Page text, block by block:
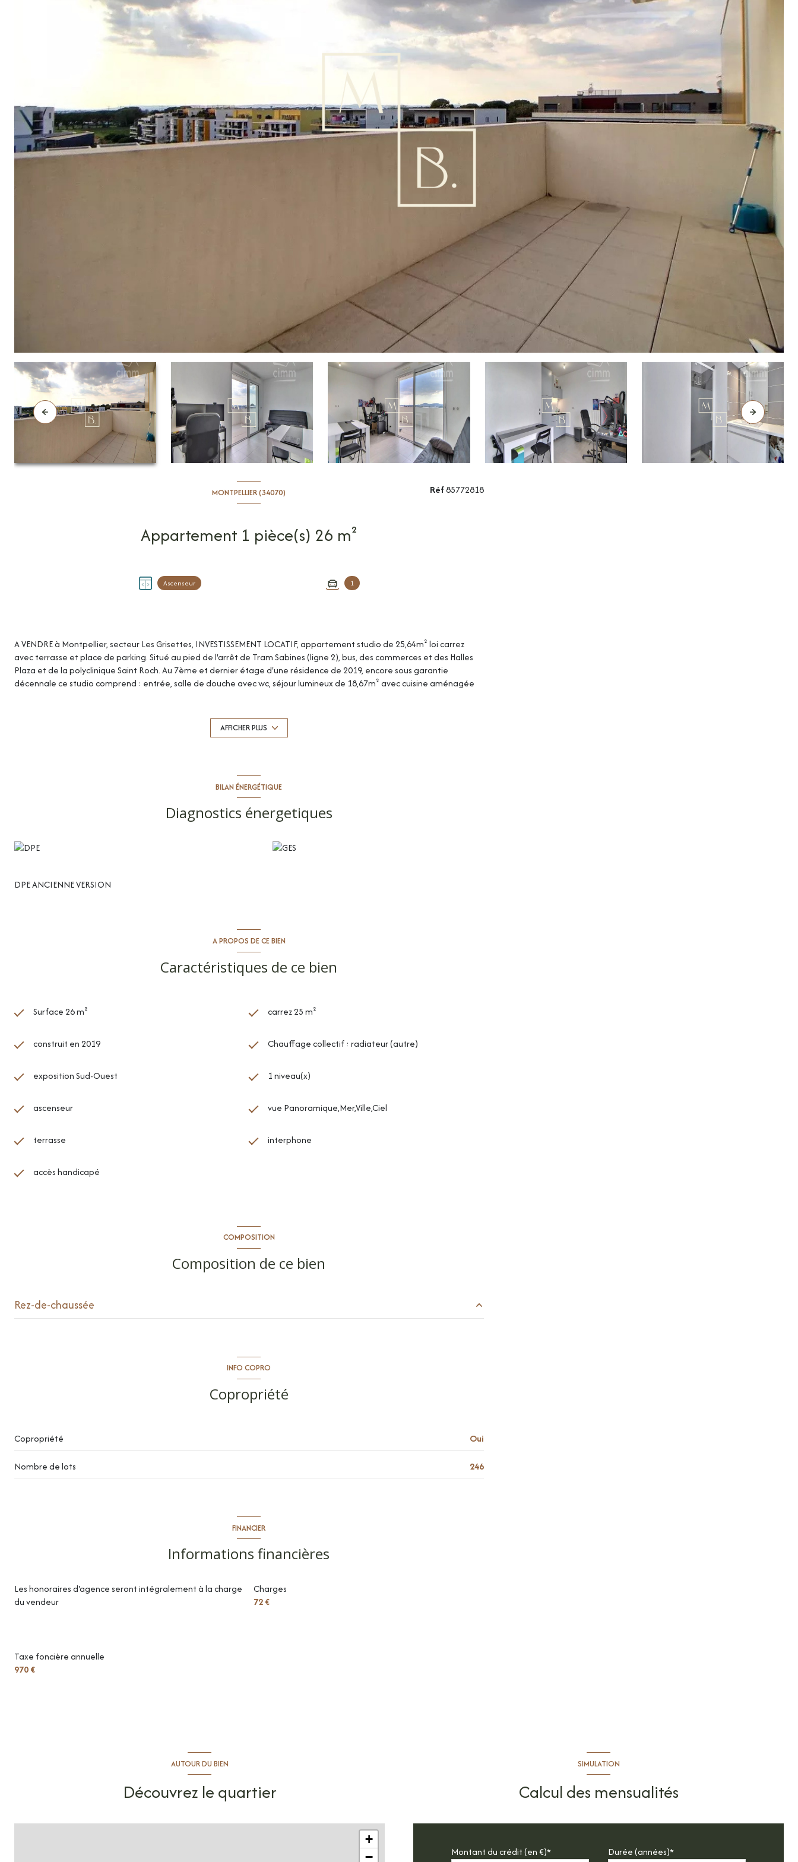
MONTPELLIER (34070)
Appartement 1 pièce(s) 26 m²
Ascenseur 1
Réf85772818
A VENDRE à Montpellier, secteur Les Grisettes, INVESTISSEMENT LOCATIF, appartement studio de 25,64m² loi carrez
avec terrasse et place de parking. Situé au pied de l'arrêt de Tram Sabines (ligne 2), bus, des commerces et des Halles
Plaza et de la polyclinique Saint Roch. Au 7ème et dernier étage d'une résidence de 2019, encore sous garantie
décennale ce studio comprend : entrée, salle de douche avec wc, séjour lumineux de 18,67m² avec cuisine aménagée
charges). Une place de parking privative en sous-sol. Actuellement loué 610€ par mois charges comprises (locataire à
jour de ses paiements). Montant estimé des dépenses annuelles d'énergie pour un usage standard : 360 à 530 €/an. Prix
prévisionnel vendeur): 868€. Aucune procédure en cours menée sur le fondement des articles 29-1 et 29-1 A de la loi
n°65 - 557 du 10 juillet 1965 et de l'article L. 615 6 du CCH. Honoraires à la charge du vendeur. Votre interlocuteur
privilégié: Rémi KNEZEVIC, agent commercial Cimm immobilier, inscrit au RSAC de Montpellier n°510894512
AFFICHER PLUS
BILAN ÉNERGÉTIQUE
Diagnostics énergetiques
DPE ANCIENNE VERSION
A PROPOS DE CE BIEN
Caractéristiques de ce bien
Surface 26 m² carrez 25 m²
construit en 2019 Chauffage collectif : radiateur (autre)
exposition Sud-Ouest 1 niveau(x)
ascenseur vue Panoramique,Mer,Ville,Ciel
terrasse interphone
accès handicapé
COMPOSITION
Composition de ce bien
Rez-de-chaussée
INFO COPRO
Copropriété
Copropriété Oui
Nombre de lots 246
FINANCIER
Informations financières
Les honoraires d'agence seront intégralement à la charge
du vendeur
Charges
72 €
Taxe foncière annuelle
970 €
AUTOUR DU BIEN
Découvrez le quartier
+
−
SIMULATION
Calcul des mensualités
Montant du crédit (en €)* Durée (années)*